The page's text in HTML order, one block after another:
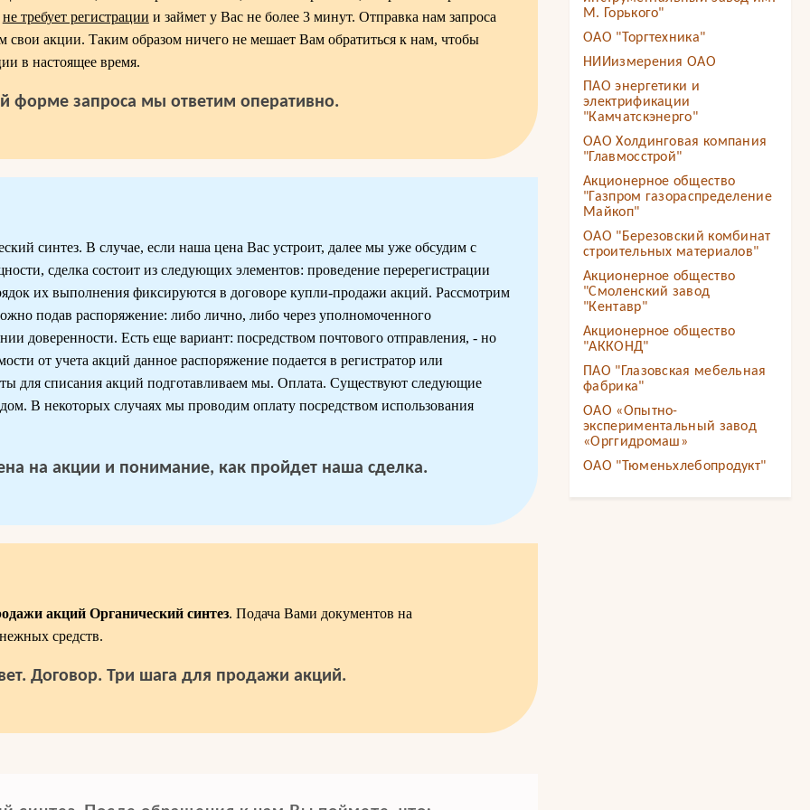
не требует регистрации и займет у Вас не более 3 минут. Отправка нам запроса
свои акции. Таким образом ничего не мешает Вам обратиться к нам, чтобы
в настоящее время.
форме запроса мы ответим оперативно.
синтез. В случае, если наша цена Вас устроит, далее мы уже обсудим с
сделка состоит из следующих элементов: проведение перерегистрации
их выполнения фиксируются в договоре купли-продажи акций. Рассмотрим
подав распоряжение: либо лично, либо через уполномоченного
доверенности. Есть еще вариант: посредством почтового отправления, - но
от учета акций данное распоряжение подается в регистратор или
для списания акций подготавливаем мы. Оплата. Существуют следующие
В некоторых случаях мы проводим оплату посредством использования
на акции и понимание, как пройдет наша сделка.
акций Органический синтез. Подача Вами документов на
средств.
Договор. Три шага для продажи акций.
М. Горького"
ОАО "Торгтехника"
НИИизмерения ОАО
ПАО энергетики и
электрификации
"Камчатскэнерго"
ОАО Холдинговая компания
"Главмосстрой"
Акционерное общество
"Газпром газораспределение
Майкоп"
ОАО "Березовский комбинат
строительных материалов"
Акционерное общество
"Смоленский завод
"Кентавр"
Акционерное общество
"АККОНД"
ПАО "Глазовская мебельная
фабрика"
ОАО «Опытно-
экспериментальный завод
«Орггидромаш»
ОАО "Тюменьхлебопродукт"